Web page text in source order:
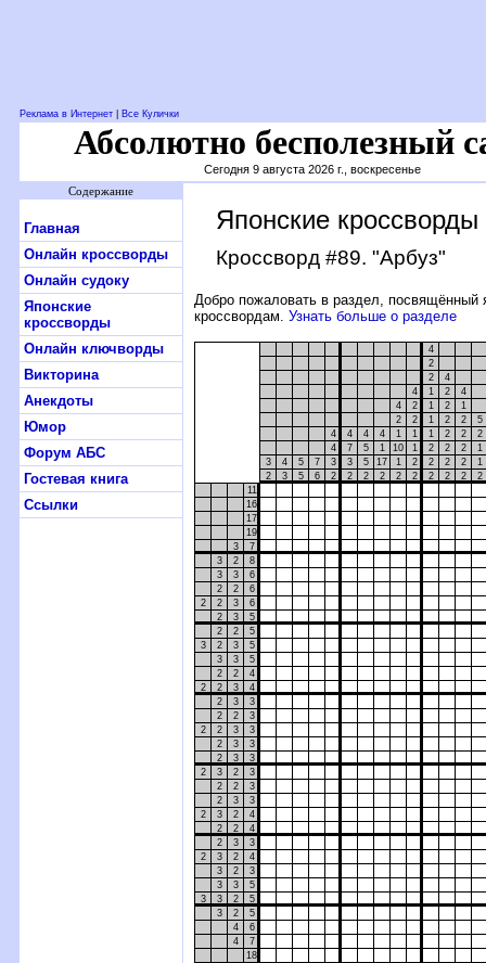
Реклама в Интернет Все Кулички
Абсолютно бесполезный
Сегодня 9 августа 2026 г., воскресенье
Содержание
Главная
Онлайн кроссворды
Онлайн судоку
Японские
кроссворды
Онлайн ключворды
Викторина
Анекдоты
Юмор
Форум АБС
Гостевая книга
Ссылки
Японские
Кроссворд #89. "Арбуз"
Добро пожаловать в раздел, посвящённый
кроссвордам. Узнать больше о разделе
4
2
2
4
4
1 2
4
4
2 1 2
1
2
2 1 2 2
5
4
4 4 4 1 1 1 2 2
2
4
7 5 1 10 1 2 2 2
1
3
4 5 7 3 3 5 17 1 2 2 2 2
1
2
3 5 6 2 2 2 2 2 2 2 2 2
2
11
16
17
19
3
7
3
2
8
3
3
6
2
2
6
2
2 3
6
2
3
5
2
2
5
3
2 3
5
3
3
5
2
2
4
2
2 3
4
2
3
3
2
2
3
2
2 3
3
2
3
3
2
3
3
2
3 2
3
2
2
3
2
3
3
2
3 2
4
2
2
4
2
3
3
2
3 2
4
3
2
3
3
3
5
3
3 2
5
3
2
5
4
6
4
7
18